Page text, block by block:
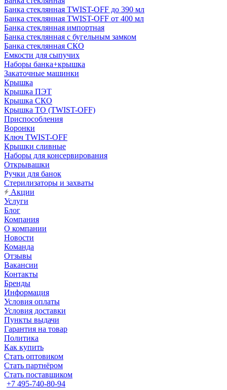
Банка стеклянная TWIST-OFF до 390 мл
Банка стеклянная TWIST-OFF от 400 мл
Банка стеклянная импортная
Банка стеклянная с бугельным замком
Банка стеклянная СКО
Емкости для сыпучих
Наборы банка+крышка
Закаточные машинки
Крышка
Крышка ПЭТ
Крышка СКО
Крышка ТО (TWIST-OFF)
Приспособления
Воронки
Ключ TWIST-OFF
Крышки сливные
Наборы для консервирования
Открывашки
Ручки для банок
Стерилизаторы и захваты
Акции
Услуги
Блог
Компания
О компании
Новости
Команда
Отзывы
Вакансии
Контакты
Бренды
Информация
Условия оплаты
Условия доставки
Пункты выдачи
Гарантия на товар
Политика
Как купить
Стать оптовиком
Стать партнёром
Стать поставщиком
+7 495-740-80-94